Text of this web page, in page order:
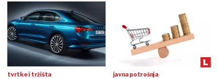
tvrtke i tržišta javna potrošnja